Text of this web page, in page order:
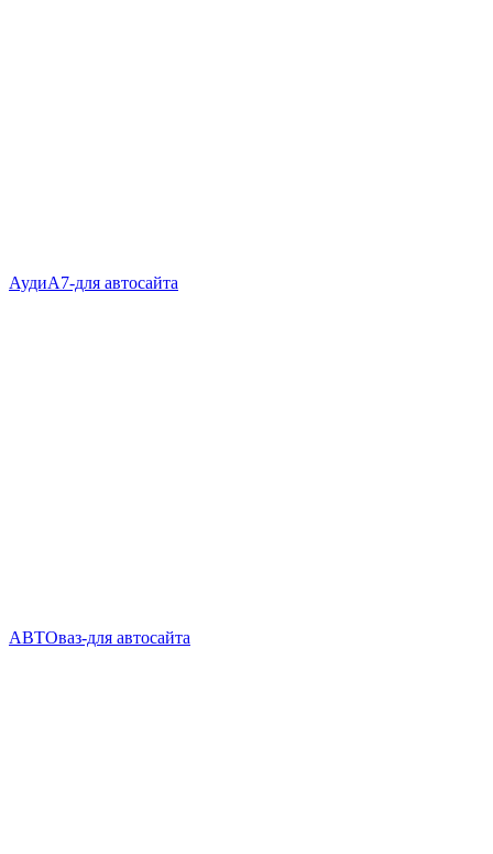
АудиА7-для автосайта
АВТОваз-для автосайта